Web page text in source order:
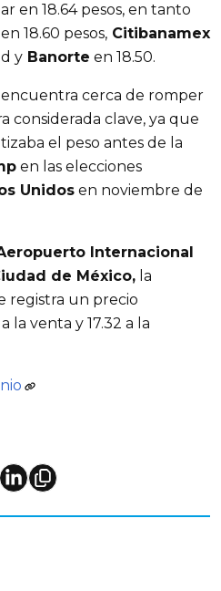
en 18.64 pesos, en tanto
18.60 pesos, Citibanamex
y Banorte en 18.50.
encuentra cerca de romper
considerada clave, ya que
el peso antes de la
en las elecciones
Unidos en noviembre de
Internacional
de México, la
registra un precio
la venta y 17.32 a la